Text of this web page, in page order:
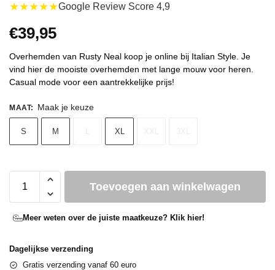
★★★★★Google Review Score 4,9
€39,95
Overhemden van Rusty Neal koop je online bij Italian Style. Je
vind hier de mooiste overhemden met lange mouw voor heren.
Casual mode voor een aantrekkelijke prijs!
MAAT: Maak je keuze
S M XL
Toevoegen aan winkelwagen
Meer weten over de juiste maatkeuze? Klik hier!
Dagelijkse verzending
Gratis verzending vanaf 60 euro